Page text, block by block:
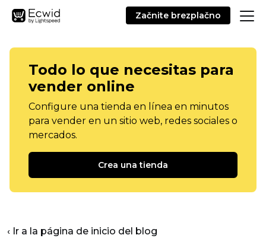
Začnite brezplačno
Todo lo que necesitas para
vender online
Configure una tienda en línea en minutos
para vender en un sitio web, redes sociales o
mercados.
Crea una tienda
‹ Ir a la página de inicio del blog